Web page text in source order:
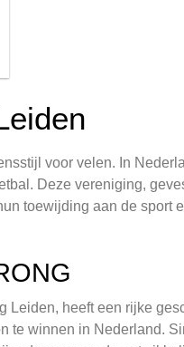
voor velen. In
Deze vereniging,
toewijding aan de sport
heeft een rijke
te winnen in Nederland.